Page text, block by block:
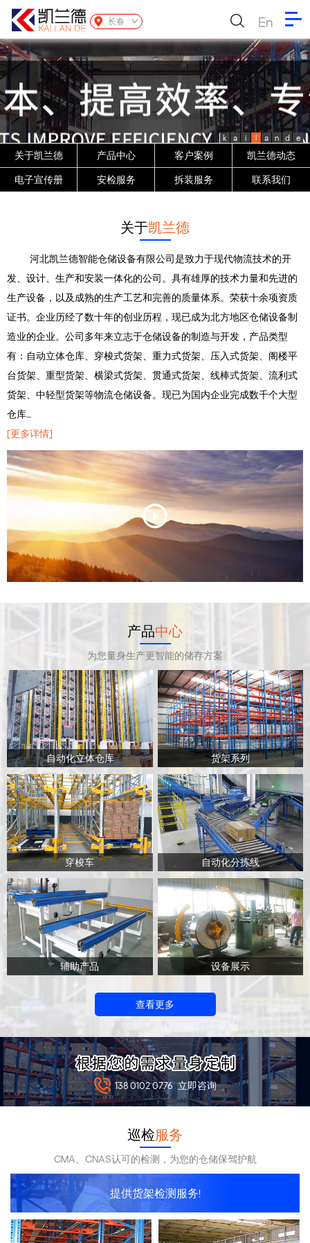
长春 En
k a i l a n d e
关于凯兰德 产品中心 客户案例 凯兰德动态
电子宣传册 安检服务 拆装服务 联系我们
关于凯兰德
河北凯兰德智能仓储设备有限公司是致力于现代物流技术的开
发、设计、生产和安装一体化的公司。具有雄厚的技术力量和先进的
生产设备，以及成熟的生产工艺和完善的质量体系。荣获十余项资质
证书。企业历经了数十年的创业历程，现已成为北方地区仓储设备制
造业的企业。公司多年来立志于仓储设备的制造与开发，产品类型
有：自动立体仓库、穿梭式货架、重力式货架、压入式货架、阁楼平
台货架、重型货架、横梁式货架、贯通式货架、线棒式货架、流利式
货架、中轻型货架等物流仓储设备。现已为国内企业完成数千个大型
仓库…
[更多详情]
产品中心
为您量身生产更智能的储存方案
自动化立体仓库 货架系列
穿梭车 自动化分拣线
辅助产品 设备展示
查看更多
138 0102 0776 立即咨询
巡检服务
CMA、CNAS认可的检测，为您的仓储保驾护航
提供货架检测服务!